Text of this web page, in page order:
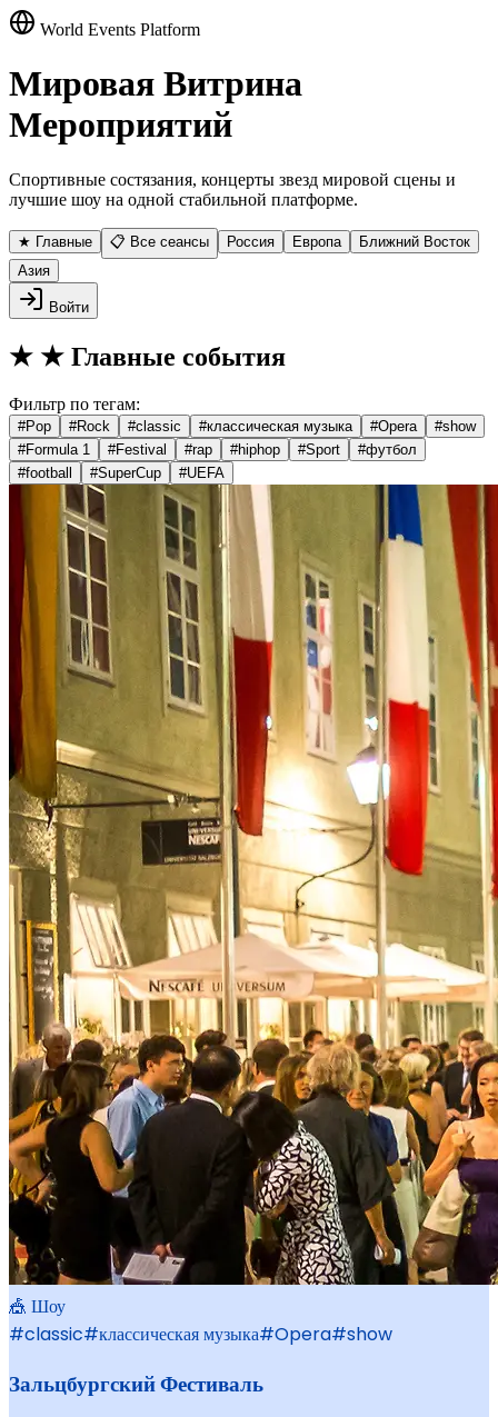
World Events Platform
Мировая Витрина
Мероприятий
Спортивные состязания, концерты звезд мировой сцены и
лучшие шоу на одной стабильной платформе.
★ Главные 📋 Все сеансы Россия Европа
Ближний Восток
Азия
Войти
★ ★ Главные события
Фильтр по тегам:
#Pop #Rock #classic #классическая музыка #Opera #show
#Formula 1 #Festival #rap #hiphop #Sport #футбол
#football #SuperCup #UEFA
🎪 Шоу
#classic#классическая музыка#Opera#show
Зальцбургский Фестиваль